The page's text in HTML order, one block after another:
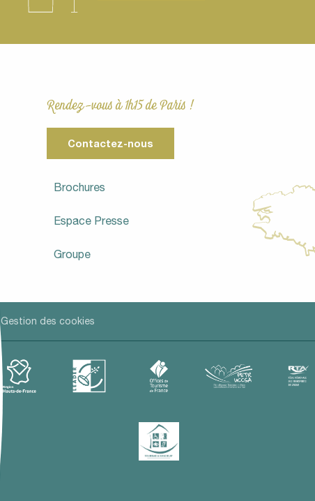
Rendez-vous à 1h15 de Paris !
Contactez-nous
Brochures
Espace Presse
Groupe
Gestion des cookies